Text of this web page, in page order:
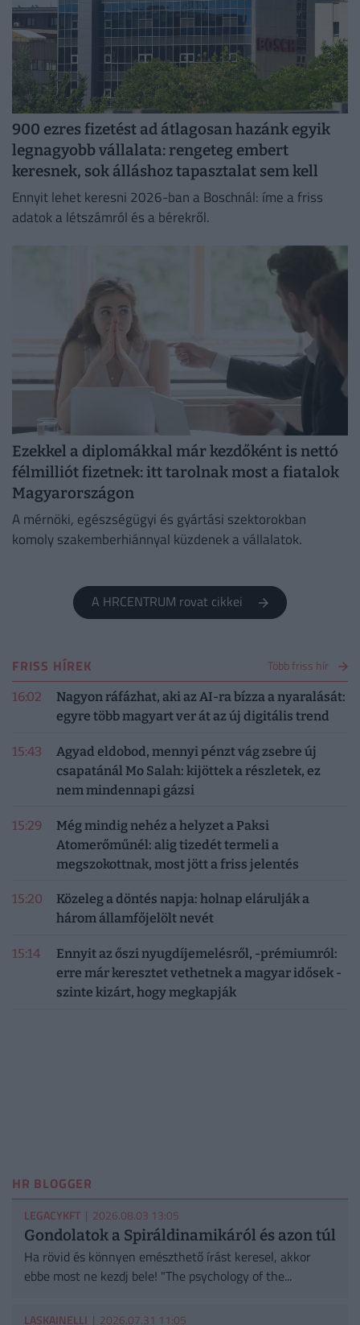
900 ezres fizetést ad átlagosan hazánk egyik
legnagyobb vállalata: rengeteg embert
keresnek, sok álláshoz tapasztalat sem kell
Ennyit lehet keresni 2026-ban a Boschnál: íme a friss
adatok a létszámról és a bérekről.
Ezekkel a diplomákkal már kezdőként is nettó
félmilliót fizetnek: itt tarolnak most a fiatalok
Magyarországon
A mérnöki, egészségügyi és gyártási szektorokban
komoly szakemberhiánnyal küzdenek a vállalatok.
A HRCENTRUM rovat cikkei
FRISS HÍREK Több friss hír
16:02
Nagyon ráfázhat, aki az AI-ra bízza a nyaralását:
egyre több magyart ver át az új digitális trend
15:43
Agyad eldobod, mennyi pénzt vág zsebre új
csapatánál Mo Salah: kijöttek a részletek, ez
nem mindennapi gázsi
15:29
Még mindig nehéz a helyzet a Paksi
Atomerőműnél: alig tizedét termeli a
megszokottnak, most jött a friss jelentés
15:20
Közeleg a döntés napja: holnap elárulják a
három államfőjelölt nevét
15:14
Ennyit az őszi nyugdíjemelésről, -prémiumról:
erre már keresztet vethetnek a magyar idősek -
szinte kizárt, hogy megkapják
HR BLOGGER
LEGACYKFT | 2026.08.03 13:05
Gondolatok a Spiráldinamikáról és azon túl
Ha rövid és könnyen emészthető írást keresel, akkor
ebbe most ne kezdj bele! "The psychology of the...
LASKAINELLI | 2026.07.31 11:05